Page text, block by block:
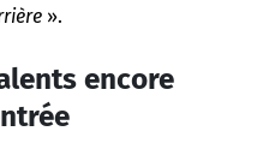
».
encore